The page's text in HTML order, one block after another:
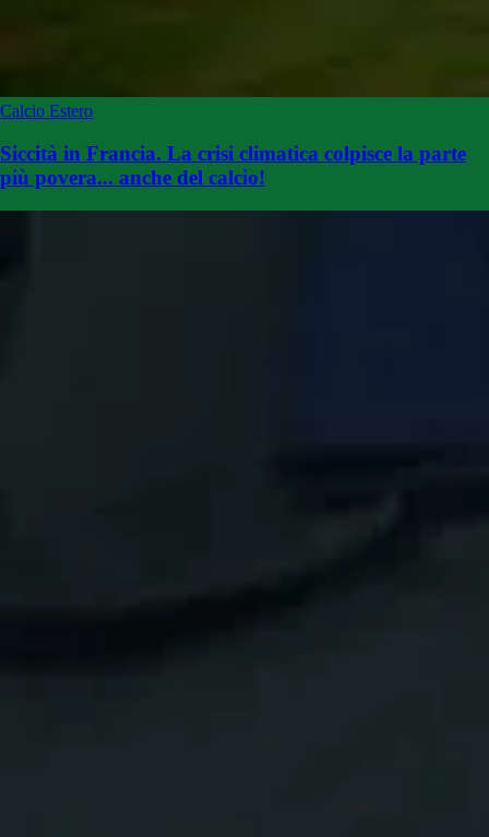
Calcio Estero
Siccità in Francia. La crisi climatica colpisce la parte
più povera... anche del calcio!